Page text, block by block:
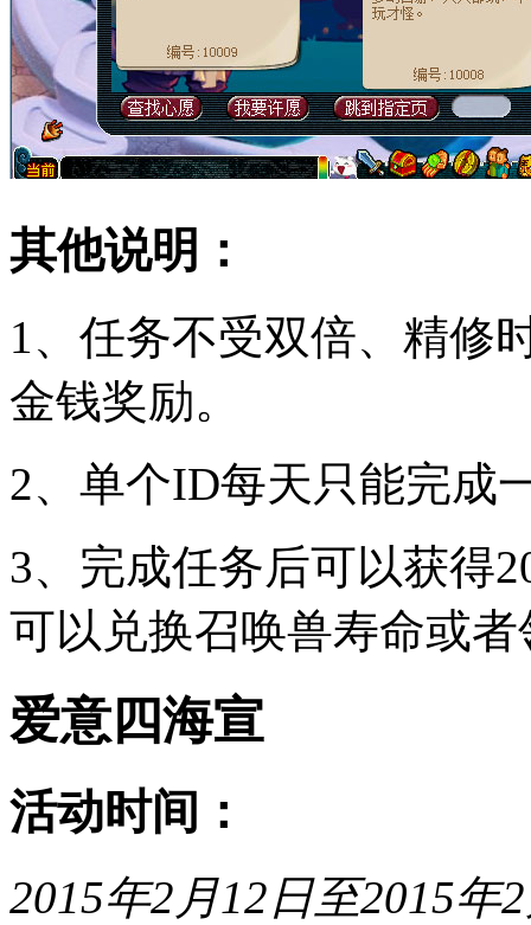
其他说明：
1、任务不受双倍、精修
金钱奖励。
2、单个ID每天只能完成
3、完成任务后可以获得
可以兑换召唤兽寿命或
爱意四海宣
活动时间：
2015年2月12日至2015年